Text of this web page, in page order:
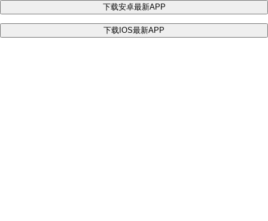
下载安卓最新APP
下载IOS最新APP